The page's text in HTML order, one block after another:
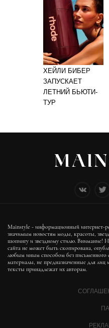
ХЕЙЛИ БИБЕР
ЗАПУСКАЕТ
ЛЕТНИЙ БЬЮТИ-
ТУР
Mainstyle - информационный интернет-
значимым новостям моды, красоты,
шопингу и звездному стилю. Внимание!
сайта не может быть скопирована,
любым иным способом без письменного
материалы, не предназначенные для лиц
тексты принадлежат их авторам.